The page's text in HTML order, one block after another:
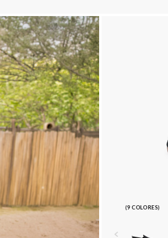
(9 COLORES)